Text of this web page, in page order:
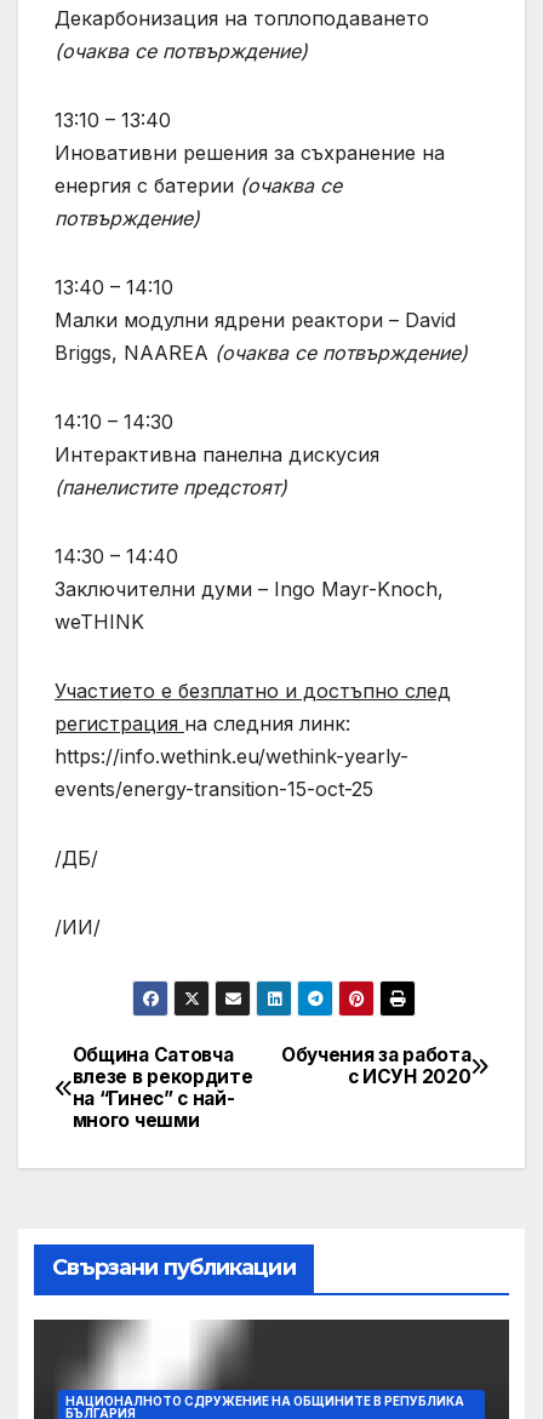
Декарбонизация на топлоподаването
(очаква се потвърждение)
13:10 – 13:40
Иновативни решения за съхранение на
енергия с батерии (очаква се
потвърждение)
13:40 – 14:10
Малки модулни ядрени реактори – David
Briggs, NAAREA (очаква се потвърждение)
14:10 – 14:30
Интерактивна панелна дискусия
(панелистите предстоят)
14:30 – 14:40
Заключителни думи – Ingo Mayr-Knoch,
weTHINK
Участието е безплатно и достъпно след
регистрация на следния линк:
https://info.wethink.eu/wethink-yearly-
events/energy-transition-15-oct-25
/ДБ/
/ИИ/
Post
navigation
Обучения за работа
с ИСУН 2020
Община Сатовча
влезе в рекордите
на “Гинес” с най-
много чешми
Свързани публикации
НАЦИОНАЛНОТО СДРУЖЕНИЕ НА ОБЩИНИТЕ В РЕПУБЛИКА
БЪЛГАРИЯ